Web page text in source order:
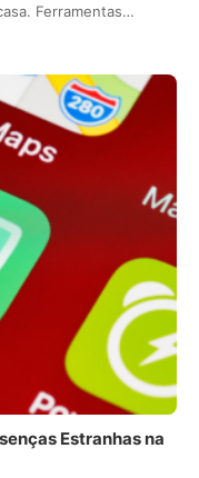
Ferramentas…
Estranhas na